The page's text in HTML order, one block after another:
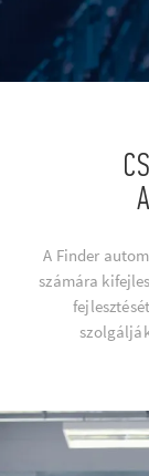
A Finder
számára